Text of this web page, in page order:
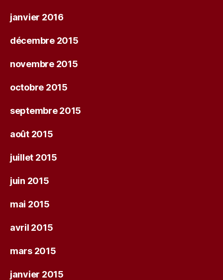
janvier 2016
décembre 2015
novembre 2015
octobre 2015
septembre 2015
août 2015
juillet 2015
juin 2015
mai 2015
avril 2015
mars 2015
janvier 2015